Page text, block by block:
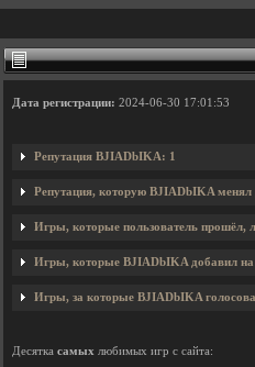
Дата регистрации: 2024-06-30 17:01:53
Репутация BJIADbIKA: 1
Репутация, которую BJIADbIKA менял
Игры, которые пользователь прошёл,
Игры, которые BJIADbIKA добавил на
Игры, за которые BJIADbIKA
Десятка самых любимых игр с сайта: